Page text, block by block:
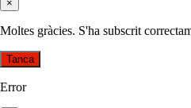
×
Moltes gràcies. S'ha subscrit
Tanca
Error